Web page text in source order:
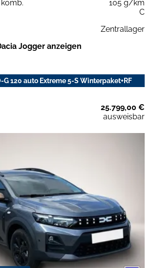
105 g/km
C
Zentrallager
Jogger anzeigen
G 120 auto Extreme 5-S Winterpaket+RF
25.799,00 €
ausweisbar